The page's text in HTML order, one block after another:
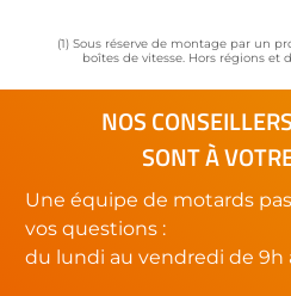
(1) Sous réserve de montage par un
boîtes de vitesse. Hors régions et
NOS
SONT À
Une équipe de motards
vos questions :
du lundi au vendredi de 9h